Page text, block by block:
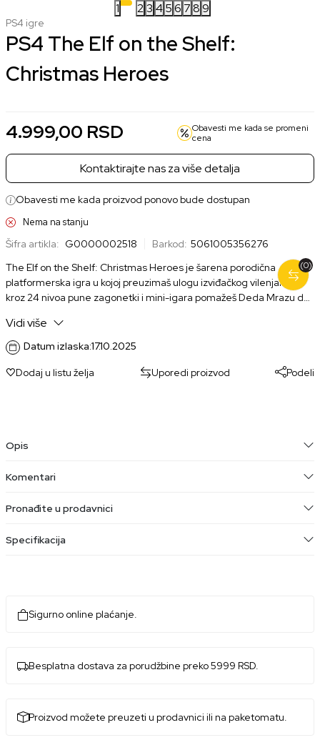
1 2 3 4 56 789
PS4 igre
PS4 The Elf on the Shelf:
Christmas Heroes
4.999,00 RSD
Obavesti me kada se promeni
cena
Kontaktirajte nas za više detalja
Obavesti me kada proizvod ponovo bude dostupan
Nema na stanju
Šifra artikla: G0000002518 Barkod: 5061005356276
The Elf on the Shelf: Christmas Heroes je šarena porodična
platformerska igra u kojoj preuzimaš ulogu izviđačkog vilenjaka i
kroz 24 nivoa pune zagonetki i mini-igara pomažeš Deda Mrazu da
Vidi više
Datum izlaska:17.10.2025
Dodaj u listu želja Uporedi proizvod Podeli
(0)
Opis
Komentari
Pronađite u prodavnici
Specifikacija
Sigurno online plaćanje.
Besplatna dostava za porudžbine preko 5999 RSD.
Proizvod možete preuzeti u prodavnici ili na paketomatu.